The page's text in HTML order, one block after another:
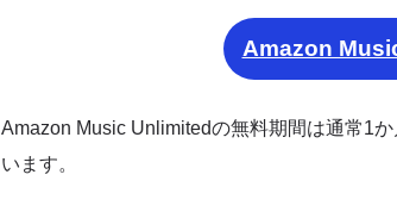
Amazon
Amazon Music Unlimitedの無料期間は通常1
います。